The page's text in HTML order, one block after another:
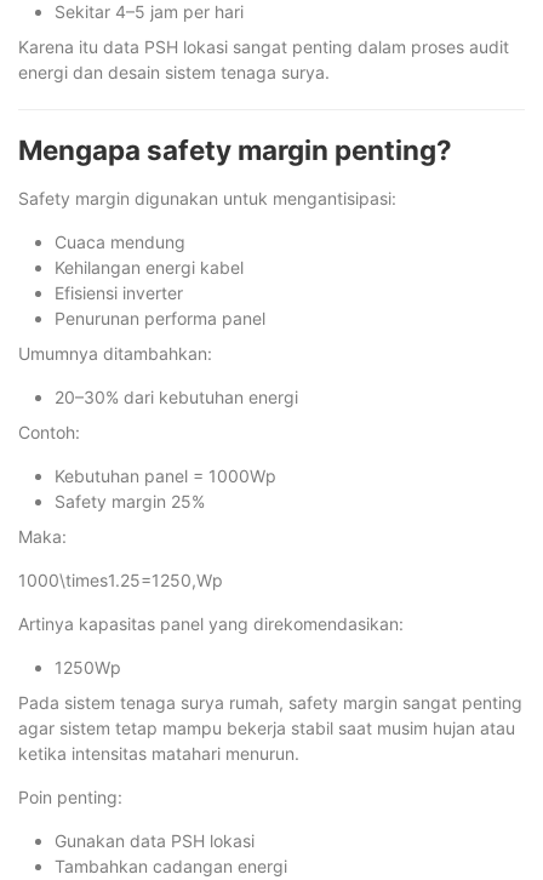
Sekitar 4–5 jam per hari
Karena itu data PSH lokasi sangat penting dalam proses audit
energi dan desain sistem tenaga surya.
Mengapa safety margin penting?
Safety margin digunakan untuk mengantisipasi:
Cuaca mendung
Kehilangan energi kabel
Efisiensi inverter
Penurunan performa panel
Umumnya ditambahkan:
20–30% dari kebutuhan energi
Contoh:
Kebutuhan panel = 1000Wp
Safety margin 25%
Maka:
1000\times1.25=1250,Wp
Artinya kapasitas panel yang direkomendasikan:
1250Wp
Pada sistem tenaga surya rumah, safety margin sangat penting
agar sistem tetap mampu bekerja stabil saat musim hujan atau
ketika intensitas matahari menurun.
Poin penting:
Gunakan data PSH lokasi
Tambahkan cadangan energi